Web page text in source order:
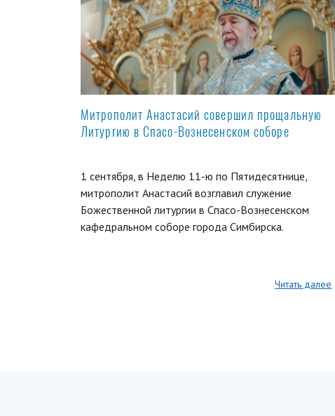
Митрополит Анастасий совершил прощальную
Литургию в Спасо-Вознесенском соборе
1 сентября, в Неделю 11-ю по Пятидесятнице,
митрополит Анастасий возглавил служение
Божественной литургии в Спасо-Вознесенском
кафедральном соборе города Симбирска.
Читать далее